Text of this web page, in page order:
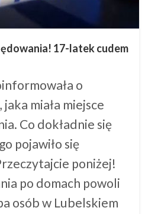
17-latek cudem
o
miała miejsce
Co dokładnie się
pojawiło się
poniżej!
po domach powoli
osób w Lubelskiem